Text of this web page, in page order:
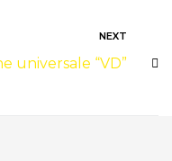
NEXT
universale “VD”